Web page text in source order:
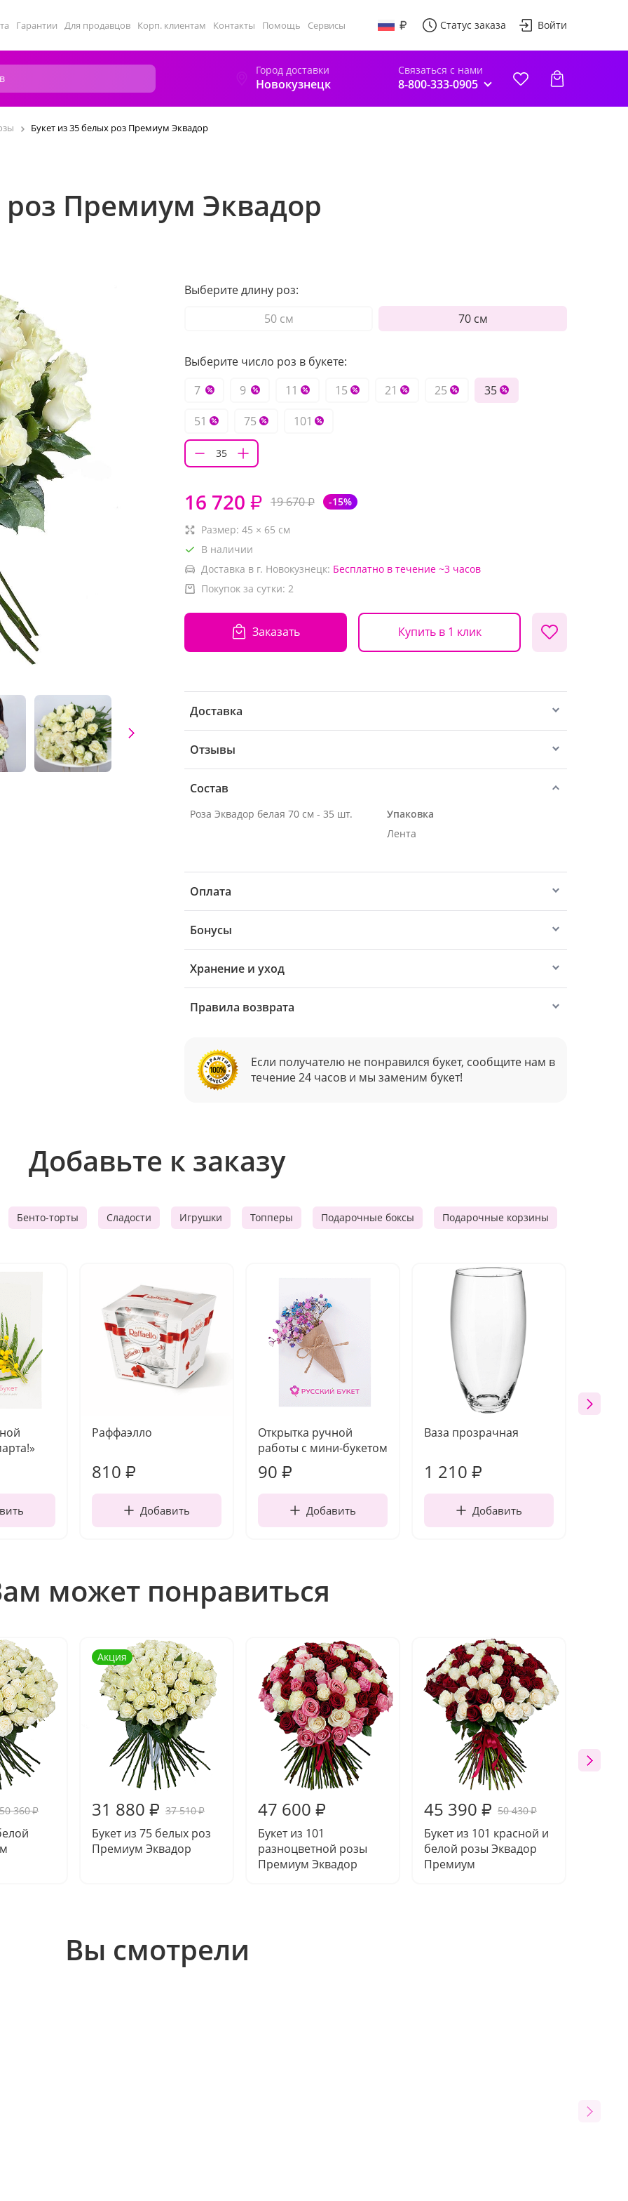
Гарантии Для продавцов Корп. клиентам Контакты Помощь Сервисы Статус заказа Войти
Город доставки
Новокузнецк
Связаться с нами
8-800-333-0905
Букет из 35 белых роз Премиум Эквадор
роз Премиум Эквадор
Выберите длину роз:
50 см
70 см
Выберите число роз в букете:
7
9 11 15 21 25
35
51
75 101
16 720 ₽ 19 670₽ -15%
Размер: 45 × 65 см
В наличии
Доставка в г. Новокузнецк: Бесплатно в течение ~3 часов
Покупок за сутки: 2
Заказать Купить в 1 клик
Доставка
Отзывы
Состав
Роза Эквадор белая 70 см - 35 шт.
Упаковка
Лента
Оплата
Бонусы
Хранение и уход
Правила возврата
Если получателю не понравился букет, сообщите нам в
течение 24 часов и мы заменим букет!
Добавьте к заказу
Бенто-торты Сладости Игрушки Топперы Подарочные боксы Подарочные корзины
Раффаэлло
810 ₽
Добавить
Открытка ручной
работы с мини-букетом
90 ₽
Добавить
Ваза прозрачная
1 210 ₽
Добавить
может понравиться
50 360₽
Акция
31 880 ₽ 37 510₽
Букет из 75 белых роз
Премиум Эквадор
47 600 ₽
Букет из 101
разноцветной розы
Премиум Эквадор
45 390 ₽ 50 430₽
Букет из 101 красной и
белой розы Эквадор
Премиум
Вы смотрели